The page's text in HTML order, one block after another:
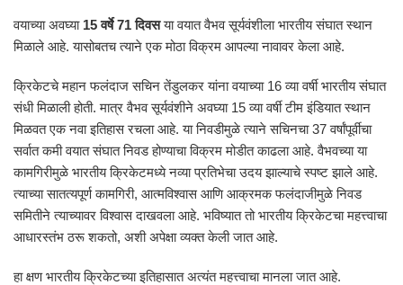
वयाच्या अवघ्या 15 वर्षे 71 दिवसया वयात वैभव सूर्यवंशीला भारतीय संघात स्थान
मिळाले आहे. यासोबतच त्याने एक मोठा विक्रम आपल्या नावावर केला आहे.
क्रिकेटचे महान फलंदाज सचिन तेंडुलकर यांना वयाच्या 16 व्या वर्षी भारतीय संघात
संधी मिळाली होती. मात्र वैभव सूर्यवंशीने अवघ्या 15 व्या वर्षी टीम इंडियात स्थान
मिळवत एक नवा इतिहास रचला आहे. या निवडीमुळे त्याने सचिनचा 37 वर्षांपूर्वीचा
सर्वात कमी वयात संघात निवड होण्याचा विक्रम मोडीत काढला आहे. वैभवच्या या
कामगिरीमुळे भारतीय क्रिकेटमध्ये नव्या प्रतिभेचा उदय झाल्याचे स्पष्ट झाले आहे.
त्याच्या सातत्यपूर्ण कामगिरी, आत्मविश्वास आणि आक्रमक फलंदाजीमुळे निवड
समितीने त्याच्यावर विश्वास दाखवला आहे. भविष्यात तो भारतीय क्रिकेटचा महत्त्वाचा
आधारस्तंभ ठरू शकतो, अशी अपेक्षा व्यक्त केली जात आहे.
हा क्षण भारतीय क्रिकेटच्या इतिहासात अत्यंत महत्त्वाचा मानला जात आहे.